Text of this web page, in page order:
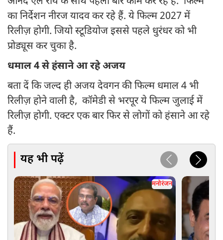
का निर्देशन नीरज यादव कर रहे हैं. ये फिल्म 2027 में
रिलीज़ होगी. जियो स्टूडियोज इससे पहले धुरंधर को भी
प्रोड्यूस कर चुका है.
धमाल 4 से हंसाने आ रहे अजय
बता दें कि जल्द ही अजय देवगन की फिल्म धमाल 4 भी
रिलीज़ होने वाली है, कॉमेडी से भरपूर ये फिल्म जुलाई में
रिलीज़ होगी. एक्टर एक बार फिर से लोगों को हंसाने आ रहे
हैं.
यह भी पढ़ें
मनोरंजन